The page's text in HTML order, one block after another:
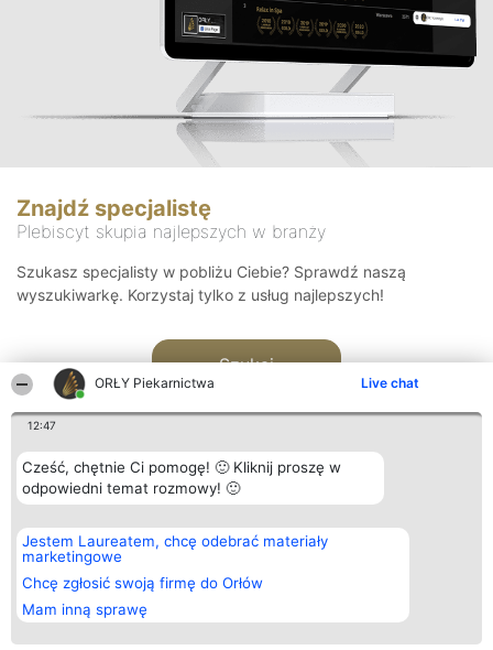
ORŁY Piekarnictwa Live chat
12:47
Cześć, chętnie Ci pomogę! 🙂 Kliknij proszę w
odpowiedni temat rozmowy! 🙂
Jestem Laureatem, chcę odebrać materiały
marketingowe
Chcę zgłosić swoją firmę do Orłów
Mam inną sprawę
Znajdź specjalistę
Plebiscyt skupia najlepszych w branży
Szukasz specjalisty w pobliżu Ciebie? Sprawdź naszą
wyszukiwarkę. Korzystaj tylko z usług najlepszych!
Szukaj
Organizator plebiscytu
Bright Side Solutions sp. z o.
o. sp. k.
ul. Ruska 22
Wrocław 50-079
KRS 0000749100 | Regon
381313360 | NIP 8943132676
Plebiscyt
Laureaci
wszystkich
Laureatów
Regulamin
Kontakt
Kontakt